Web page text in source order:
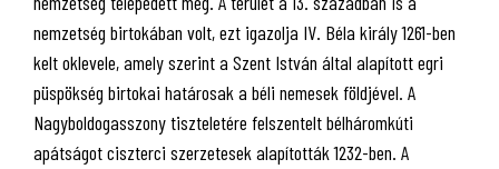
nemzetség birtokában volt, ezt igazolja IV. Béla király 1261-ben
kelt oklevele, amely szerint a Szent István által alapított egri
püspökség birtokai határosak a béli nemesek földjével. A
Nagyboldogasszony tiszteletére felszentelt bélháromkúti
apátságot ciszterci szerzetesek alapították 1232-ben. A